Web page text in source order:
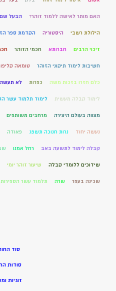
האם מותר לאישה ללמוד זוהר? הבעל שם
הילולת רשבי היסטוריה הקדמת ספר
זיכוי הרבים חברותא חכמי הזוהר
חשיבות לימוד תיקוני הזוהר טומאה
כלם חזרו בזכות משה כפרות לא תעשה
לימוד קבלה מעשית לימוד תלמוד עשר
מצווה בעולם היצירה מרחבים משותפים
נעשה יחוד נרות חנוכה תשפג פאודה
קבלה לימוד לתשעה באב רחל אמנו
שידוכים ללומדי קבלה שיעור זוהר יומי
שכינה בעפר שרה תלמוד עשר
סוד
סודות
זוגיות